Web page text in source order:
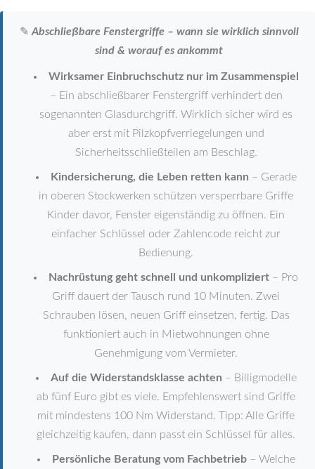
✎ Abschließbare Fenstergriffe – wann sie wirklich sinnvoll
sind & worauf es ankommt
Wirksamer Einbruchschutz nur im Zusammenspiel
– Ein abschließbarer Fenstergriff verhindert den
sogenannten Glasdurchgriff. Wirklich sicher wird es
aber erst mit Pilzkopfverriegelungen und
Sicherheitsschließteilen am Beschlag.
Kindersicherung, die Leben retten kann – Gerade
in oberen Stockwerken schützen versperrbare Griffe
Kinder davor, Fenster eigenständig zu öffnen. Ein
einfacher Schlüssel oder Zahlencode reicht zur
Bedienung.
Nachrüstung geht schnell und unkompliziert – Pro
Griff dauert der Tausch rund 10 Minuten. Zwei
Schrauben lösen, neuen Griff einsetzen, fertig. Das
funktioniert auch in Mietwohnungen ohne
Genehmigung vom Vermieter.
Auf die Widerstandsklasse achten – Billigmodelle
ab fünf Euro gibt es viele. Empfehlenswert sind Griffe
mit mindestens 100 Nm Widerstand. Tipp: Alle Griffe
gleichzeitig kaufen, dann passt ein Schlüssel für alles.
Persönliche Beratung vom Fachbetrieb– Welche